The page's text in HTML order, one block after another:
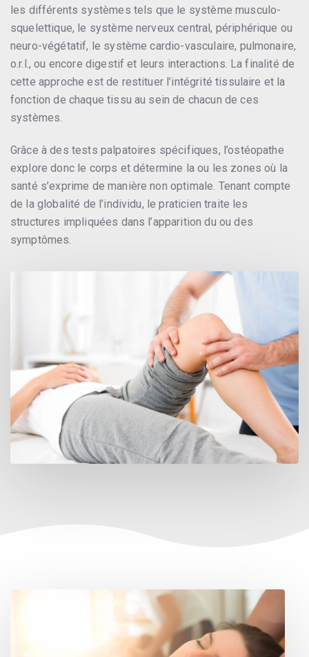
les différents systèmes tels que le système musculo-
squelettique, le système nerveux central, périphérique ou
neuro-végétatif, le système cardio-vasculaire, pulmonaire,
o.r.l., ou encore digestif et leurs interactions. La finalité de
cette approche est de restituer l’intégrité tissulaire et la
fonction de chaque tissu au sein de chacun de ces
systèmes.
Grâce à des tests palpatoires spécifiques, l’ostéopathe
explore donc le corps et détermine la ou les zones où la
santé s’exprime de manière non optimale. Tenant compte
de la globalité de l’individu, le praticien traite les
structures impliquées dans l’apparition du ou des
symptômes.